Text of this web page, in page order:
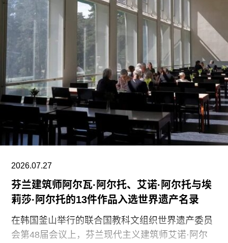
访时表示：“芝加哥艺术学院高度重视每一位员工，
我们也非常感谢保洁团队每天付出的重要工作。我
们决定将保洁服务转为外包模式，是为了更好地支
持博物馆的日常运营；同时，我们优先选择了承诺
向现有保洁员工提供就业机会的合作伙伴。”
代表馆内工会的谈判单位AFSCME 31已正式提出
申诉，认为馆方在最终决定将保洁部门外包之前，
未按合同规定提前通知工会，因此违反了劳资协
议。对此，馆方否认存在违反工会合同条款的行
为。
2026.07.27
芬兰建筑师阿尔瓦·阿尔托、艾诺·阿尔托与埃
莉莎·阿尔托的13件作品入选世界遗产名录
在韩国釜山举行的联合国教科文组织世界遗产委员
会第48届会议上，芬兰现代主义建筑师艾诺·阿尔